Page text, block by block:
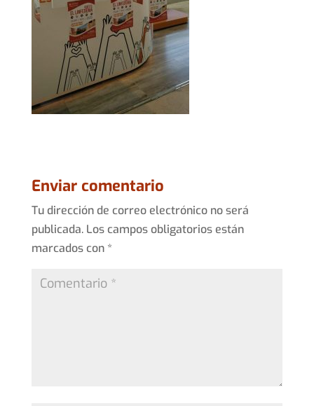
Enviar comentario
Tu dirección de correo electrónico no será
publicada. Los campos obligatorios están
marcados con *